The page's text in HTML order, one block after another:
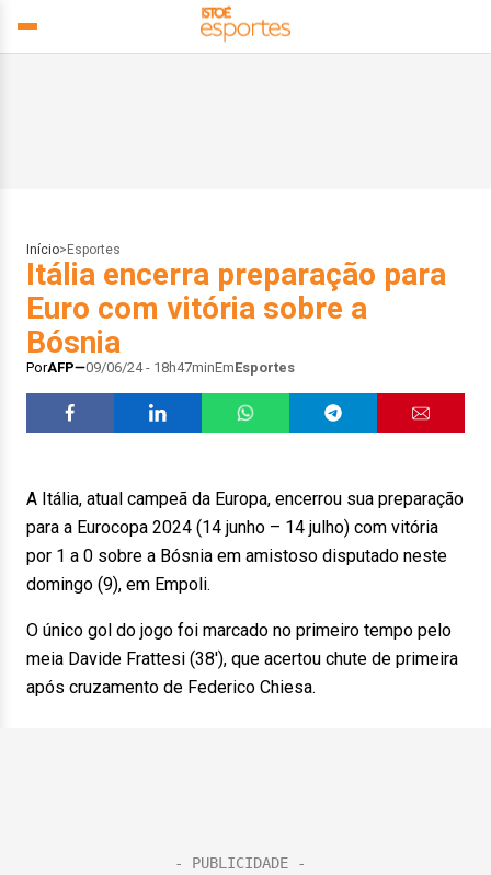
Início> Esportes
Itália encerra preparação para
Euro com vitória sobre a
Bósnia
PorAFP 09/06/24 - 18h47minEmEsportes
A Itália, atual campeã da Europa, encerrou sua preparação
para a Eurocopa 2024 (14 junho – 14 julho) com vitória
por 1 a 0 sobre a Bósnia em amistoso disputado neste
domingo (9), em Empoli.
O único gol do jogo foi marcado no primeiro tempo pelo
meia Davide Frattesi (38′), que acertou chute de primeira
após cruzamento de Federico Chiesa.